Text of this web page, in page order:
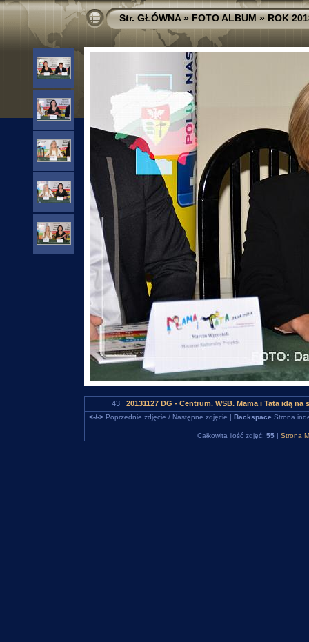
Str. GŁÓWNA»FOTO ALBUM»ROK
43 | 20131127 DG - Centrum. WSB. Mama i Tata idą
<-/->Poprzednie zdjęcie / Następne zdjęcie | Backspace Strona
Całkowita ilość zdjęć: 55 | Strona